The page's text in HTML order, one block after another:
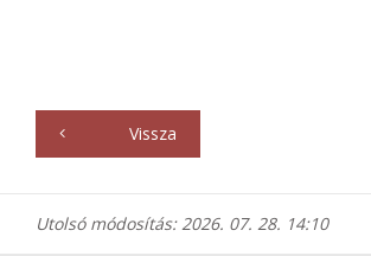
Vissza
Utolsó módosítás: 2026. 07. 28. 14:10